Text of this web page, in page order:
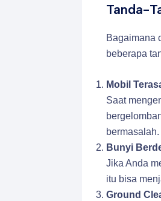
Tanda-
Bagaimana
beberapa
Mobil
Saat
bermasalah.
Bunyi
Jika Anda
itu bisa
Ground